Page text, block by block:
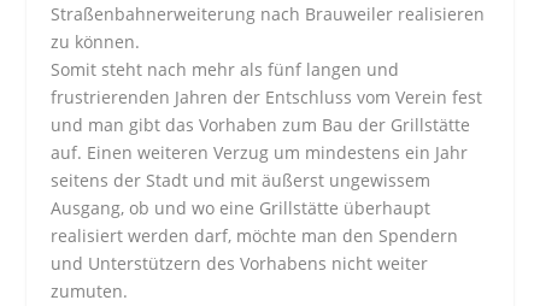
Straßenbahnerweiterung nach Brauweiler realisieren
zu können.
Somit steht nach mehr als fünf langen und
frustrierenden Jahren der Entschluss vom Verein fest
und man gibt das Vorhaben zum Bau der Grillstätte
auf. Einen weiteren Verzug um mindestens ein Jahr
seitens der Stadt und mit äußerst ungewissem
Ausgang, ob und wo eine Grillstätte überhaupt
realisiert werden darf, möchte man den Spendern
und Unterstützern des Vorhabens nicht weiter
zumuten.